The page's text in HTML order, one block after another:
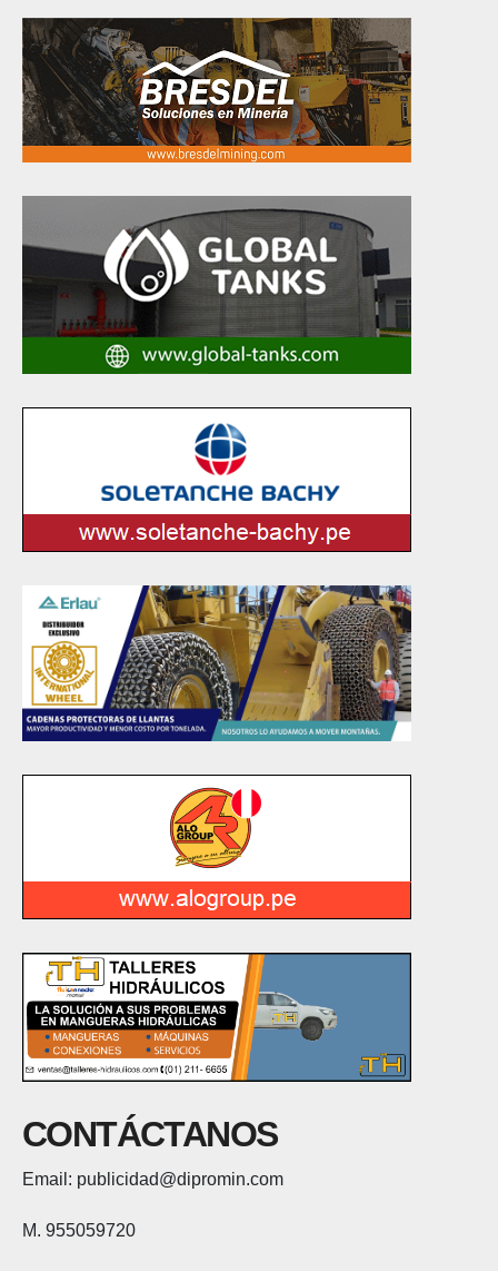
CONTÁCTANOS
Email: publicidad@dipromin.com
M. 955059720